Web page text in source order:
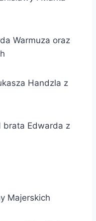
Warmuza oraz
Handzla z
brata Edwarda z
Majerskich